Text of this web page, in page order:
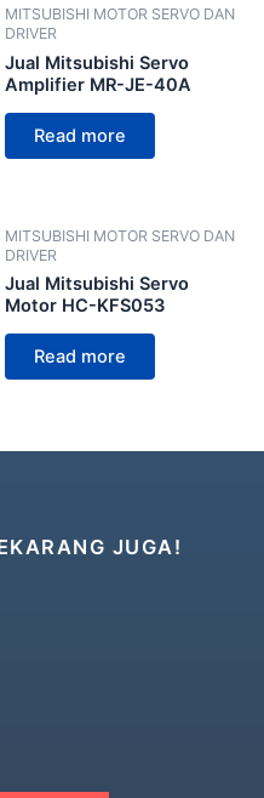
MITSUBISHI MOTOR SERVO DAN
DRIVER
Jual Mitsubishi Servo
Amplifier MR-JE-40A
Read more
MITSUBISHI MOTOR SERVO DAN
DRIVER
Jual Mitsubishi Servo
Motor HC-KFS053
Read more
JUGA!